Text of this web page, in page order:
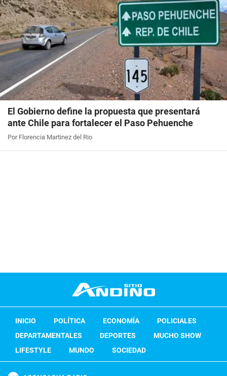
El Gobierno define la propuesta que presentará
ante Chile para fortalecer el Paso Pehuenche
Por Florencia Martinez del Rio
INICIO POLÍTICA ECONOMÍA
POLICIALES
DEPARTAMENTALES
DEPORTES
MUCHO SHOW
LIFESTYLE
MUNDO SOCIEDAD